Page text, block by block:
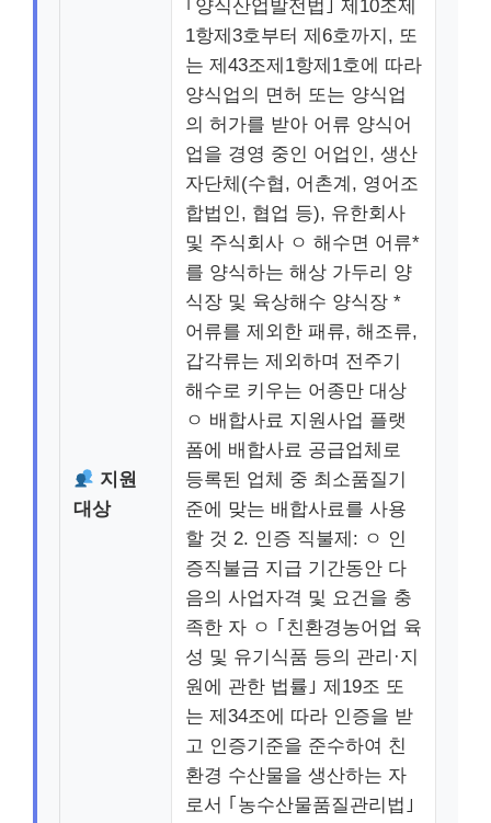
지원
대상
｢양식산업발전법｣ 제10조제
1항제3호부터 제6호까지, 또
는 제43조제1항제1호에 따라
양식업의 면허 또는 양식업
의 허가를 받아 어류 양식어
업을 경영 중인 어업인, 생산
자단체(수협, 어촌계, 영어조
합법인, 협업 등), 유한회사
및 주식회사 ㅇ 해수면 어류*
를 양식하는 해상 가두리 양
식장 및 육상해수 양식장 *
어류를 제외한 패류, 해조류,
갑각류는 제외하며 전주기
해수로 키우는 어종만 대상
ㅇ 배합사료 지원사업 플랫
폼에 배합사료 공급업체로
등록된 업체 중 최소품질기
준에 맞는 배합사료를 사용
할 것 2. 인증 직불제: ㅇ 인
증직불금 지급 기간동안 다
음의 사업자격 및 요건을 충
족한 자 ㅇ ｢친환경농어업 육
성 및 유기식품 등의 관리·지
원에 관한 법률｣ 제19조 또
는 제34조에 따라 인증을 받
고 인증기준을 준수하여 친
환경 수산물을 생산하는 자
로서 ｢농수산물품질관리법｣